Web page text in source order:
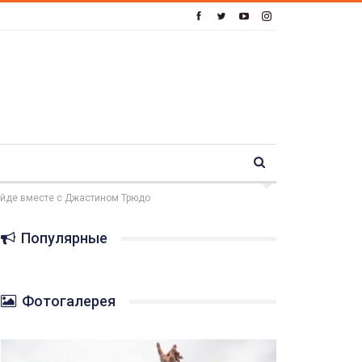
вместе с Джастином Трюдо
Популярные
Фотогалерея